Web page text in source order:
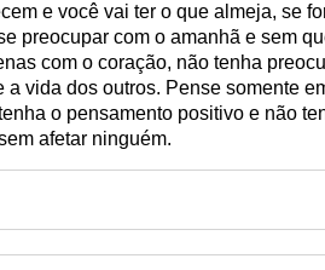
e você vai ter o que almeja, se
preocupar com o amanhã e sem
com o coração, não tenha
a vida dos outros. Pense somente
o pensamento positivo e não
afetar ninguém.